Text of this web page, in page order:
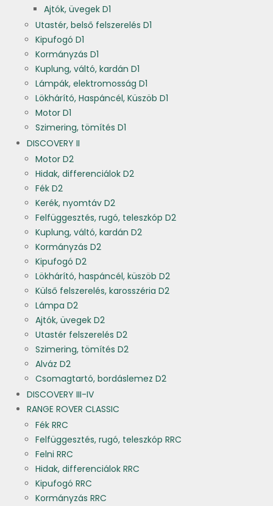
Ajtók, üvegek D1
Utastér, belső felszerelés D1
Kipufogó D1
Kormányzás D1
Kuplung, váltó, kardán D1
Lámpák, elektromosság D1
Lökhárító, Haspáncél, Küszöb D1
Motor D1
Szimering, tömítés D1
DISCOVERY II
Motor D2
Hidak, differenciálok D2
Fék D2
Kerék, nyomtáv D2
Felfüggesztés, rugó, teleszkóp D2
Kuplung, váltó, kardán D2
Kormányzás D2
Kipufogó D2
Lökhárító, haspáncél, küszöb D2
Külső felszerelés, karosszéria D2
Lámpa D2
Ajtók, üvegek D2
Utastér felszerelés D2
Szimering, tömítés D2
Alváz D2
Csomagtartó, bordáslemez D2
DISCOVERY III-IV
RANGE ROVER CLASSIC
Fék RRC
Felfüggesztés, rugó, teleszkóp RRC
Felni RRC
Hidak, differenciálok RRC
Kipufogó RRC
Kormányzás RRC